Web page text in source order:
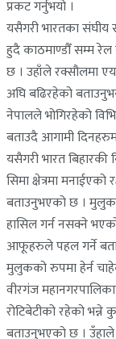
प्रकट गर्नुभयो ।
यसैगरी भारतका
हुदै काठमाण्डौँ सम्म
छ । उहाँले रक्सौलमा
अघि बढिरहेको
नेपालले भोगिरहेको
बताउदै आगामी
यसैगरी भारत बिहारकी
सिमा क्षेत्रमा
बताउनुभएको छ ।
हासिल गर्न नसक्ने
आफूहरुले पहल गर्ने
मुलुकको रुपमा हेर्न
वीरगंज
रोटिबेटीको रहेको भन्ने
बताउनुभएको छ ।